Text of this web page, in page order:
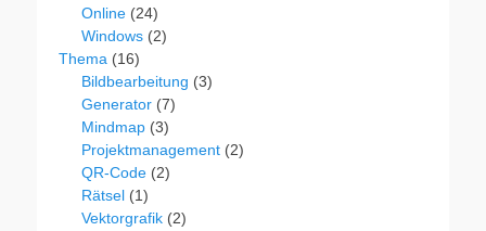
Online (24)
Windows (2)
Thema (16)
Bildbearbeitung (3)
Generator (7)
Mindmap (3)
Projektmanagement (2)
QR-Code (2)
Rätsel (1)
Vektorgrafik (2)